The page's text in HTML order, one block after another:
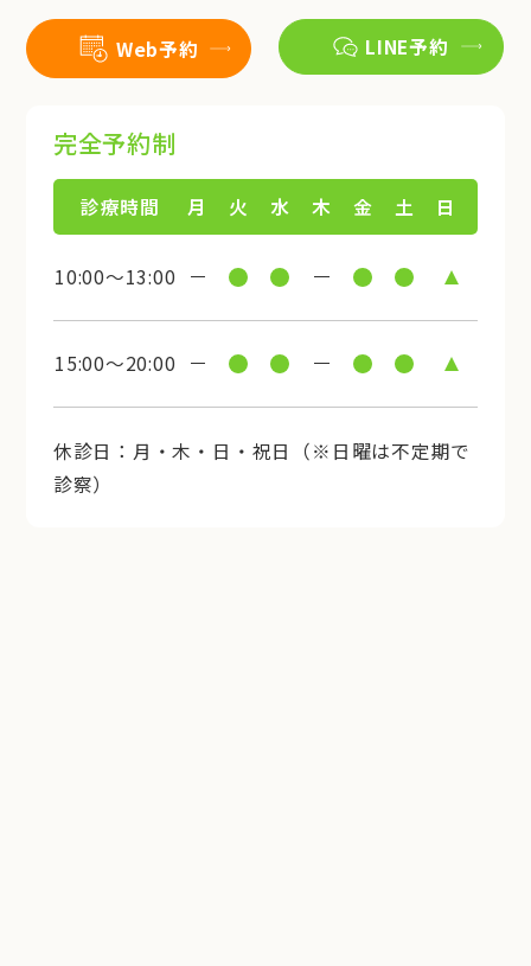
Web予約 LINE予約
完全予約制
診療時間 月 火 水 木 金 土 日
10:00～13:00
15:00～20:00
休診日：月・木・日・祝日（※日曜は不定期で
診察）